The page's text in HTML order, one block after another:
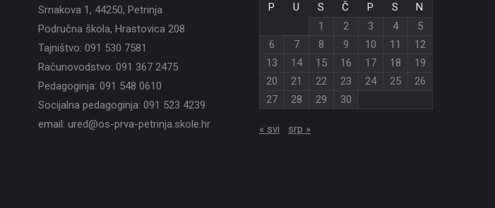
Srnakova 1, 44250, Petrinja
Područna škola, Hrastovica 208
Tajništvo: 091 530 7581
Računovodstvo: 091 367 2475
Pedagoginja: 091 548 0610
Socijalna pedagoginja: 091 523 4239
email: ured@os-prva-petrinja.skole.hr
P
U S Č P S
N
1
2 3 4
5
6
7 8 9 10 11
12
13
14 15 16 17 18
19
20
21 22 23 24 25
26
27
28 29 30
« svi srp »